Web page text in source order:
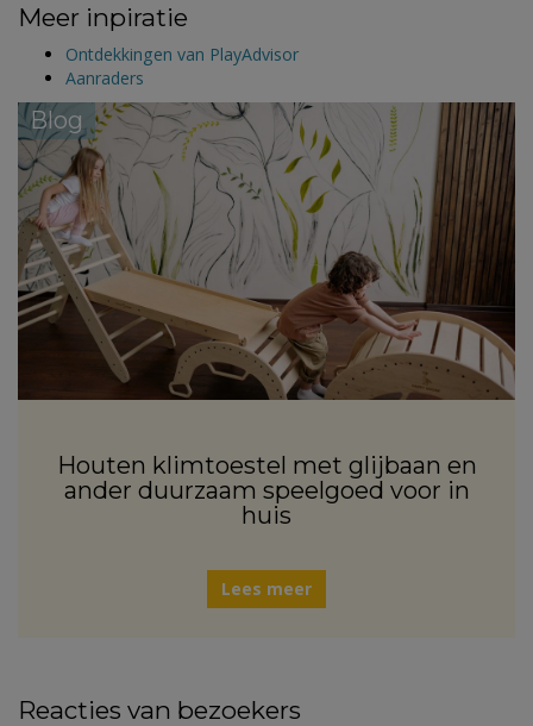
Meer inpiratie
Ontdekkingen van PlayAdvisor
Aanraders
Blog
Houten klimtoestel met glijbaan en
ander duurzaam speelgoed voor in
huis
Lees meer
Reacties van bezoekers